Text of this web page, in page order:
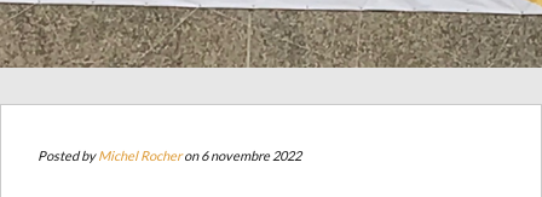
Posted byMichel Rocheron 6 novembre 2022